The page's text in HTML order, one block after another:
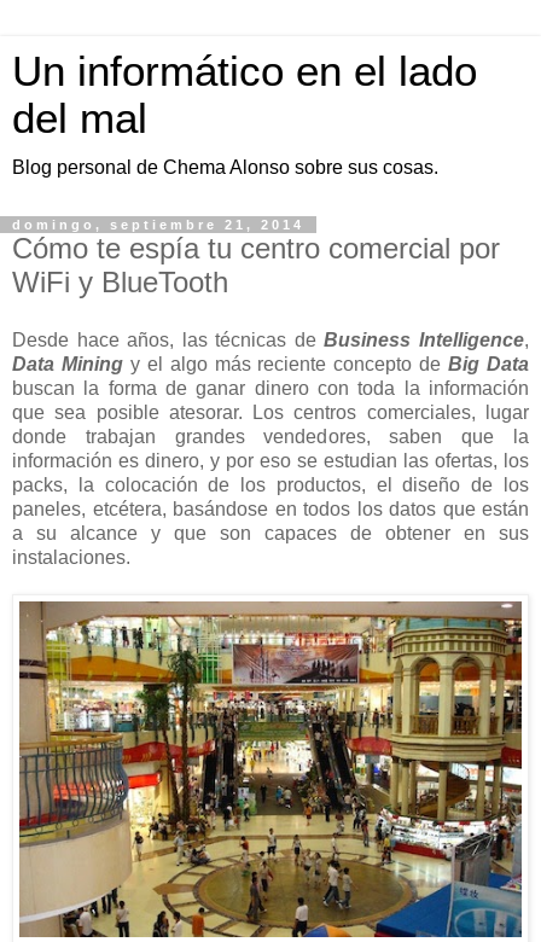
Un informático en el lado
del mal
Blog personal de Chema Alonso sobre sus cosas.
domingo, septiembre 21, 2014
Cómo te espía tu centro comercial por
WiFi y BlueTooth
Desde hace años, las técnicas deBusiness Intelligence,
Data Miningy el algo más reciente concepto deBig Data
buscan la forma de ganar dinero con toda la información
que sea posible atesorar. Los centros comerciales, lugar
donde trabajan grandes vendedores, saben que la
información es dinero, y por eso se estudian las ofertas, los
packs, la colocación de los productos, el diseño de los
paneles, etcétera, basándose en todos los datos que están
a su alcance y que son capaces de obtener en sus
instalaciones.